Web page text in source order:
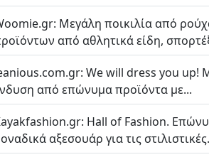
Μεγάλη ποικιλία από
από αθλητικά είδη,
We will dress you up!
από επώνυμα προϊόντα με...
Hall of Fashion.
αξεσουάρ για τις